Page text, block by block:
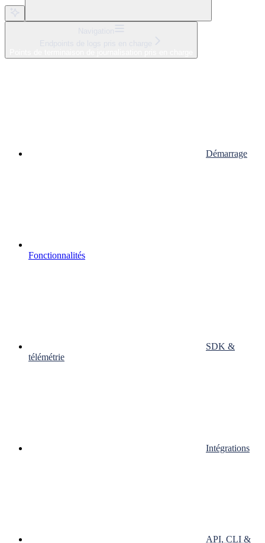
Démarrage
Fonctionnalités
SDK &
télémétrie
Intégrations
API, CLI &